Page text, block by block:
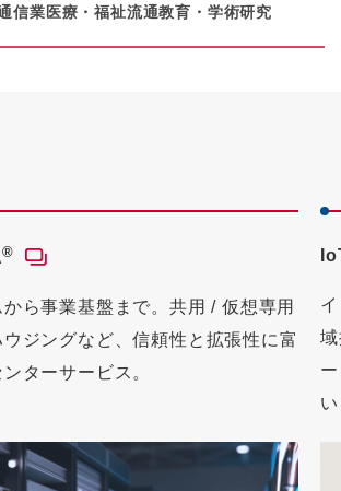
信業医療・福祉流通教育・学術研究
®
ら事業基盤まで。共用 / 仮想専用
ジングなど、信頼性と拡張性に富
ターサービス。